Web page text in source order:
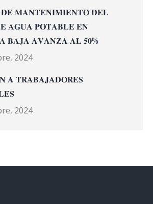
𝐌𝐀𝐍𝐓𝐄𝐍𝐈𝐌𝐈𝐄𝐍𝐓𝐎 𝐃𝐄𝐋
𝐀𝐆𝐔𝐀 𝐏𝐎𝐓𝐀𝐁𝐋𝐄 𝐄𝐍
𝐀𝐕𝐀𝐍𝐙𝐀 𝐀𝐋 𝟓𝟎%
2024
𝐀 𝐓𝐑𝐀𝐁𝐀𝐉𝐀𝐃𝐎𝐑𝐄𝐒
2024